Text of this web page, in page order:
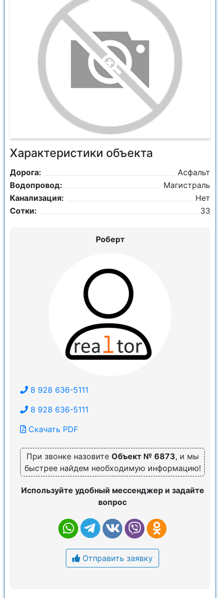
Характеристики объекта
Дорога:
Асфальт
Водопровод:
Магистраль
Канализация:
Нет
Сотки:
33
Роберт
8 928 636-5111
8 928 636-5111
Скачать PDF
При звонке назовите Объект № 6873, и мы
быстрее найдем необходимую информацию!
Используйте удобный мессенджер и задайте
вопрос
Отправить заявку